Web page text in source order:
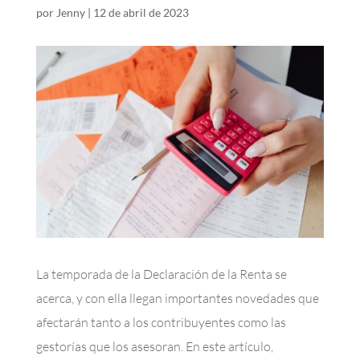
por Jenny| 12 de abril de 2023
La temporada de la Declaración de la Renta se
acerca, y con ella llegan importantes novedades que
afectarán tanto a los contribuyentes como las
gestorías que los asesoran. En este artículo,